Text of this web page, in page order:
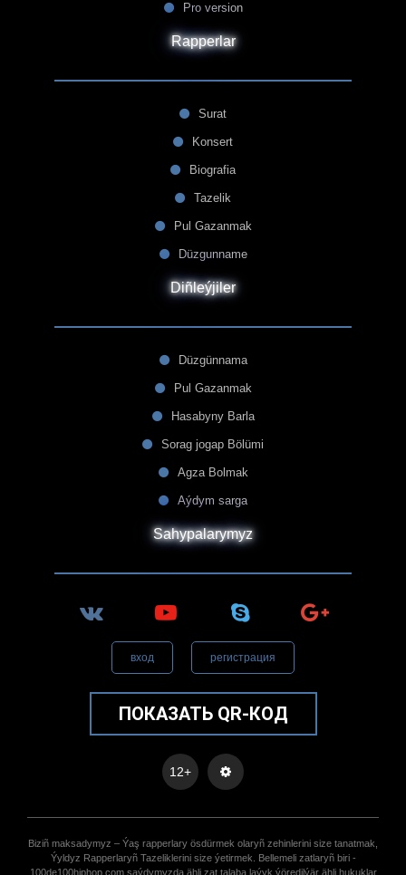
Pro version
Rapperlar
Surat
Konsert
Biografia
Tazelik
Pul Gazanmak
Düzgunname
Diñleýjiler
Düzgünnama
Pul Gazanmak
Hasabyny Barla
Sorag jogap Bölümi
Agza Bolmak
Aýdym sarga
Sahypalarymyz
вход регистрация
ПОКАЗАТЬ QR-КОД
12+
Biziñ maksadymyz – Ýaş rapperlary ösdürmek olaryñ zehinlerini size tanatmak,
Ýyldyz Rapperlaryñ Tazeliklerini size ýetirmek. Bellemeli zatlaryñ biri -
100de100hiphop.com saýdymyzda ähli zat talaba laýyk ýöredilýär ähli hukuklar